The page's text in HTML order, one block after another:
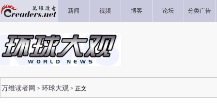
新闻 视频 博客 论坛 分类广告
万维读者网 > 环球大观 > 正文